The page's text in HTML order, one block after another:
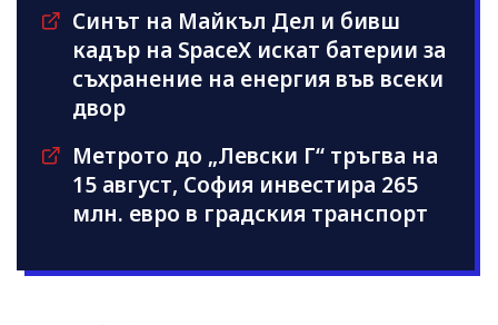
Синът на Майкъл Дeл и бивш
кадър на SpaceX искат батерии за
съхранение на енергия във всеки
двор
Метрото до „Левски Г“ тръгва на
15 август, София инвестира 265
млн. евро в градския транспорт